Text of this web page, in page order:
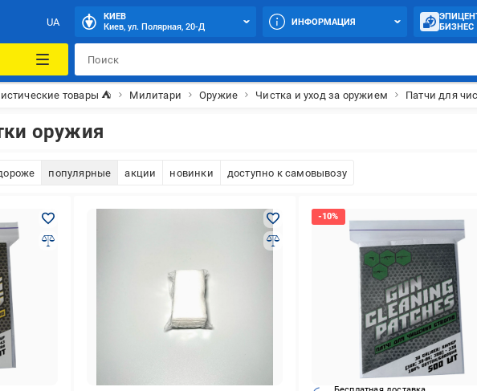
UA
КИЕВ
Киев, ул. Полярная, 20-Д
ИНФОРМАЦИЯ
БИЗНЕС
товары ⛺ Милитари Оружие Чистка и уход за оружием Патчи для
оружия
популярные акции новинки доступно к самовывозу